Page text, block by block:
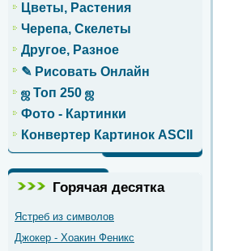
Цветы, Растения
Черепа, Скелеты
Другое, Разное
✎ Рисовать Онлайн
ஜ Топ 250 ஜ
Фото - Картинки
Конвертер Картинок ASCII
Горячая десятка
Ястреб из символов
Джокер - Хоакин Феникс